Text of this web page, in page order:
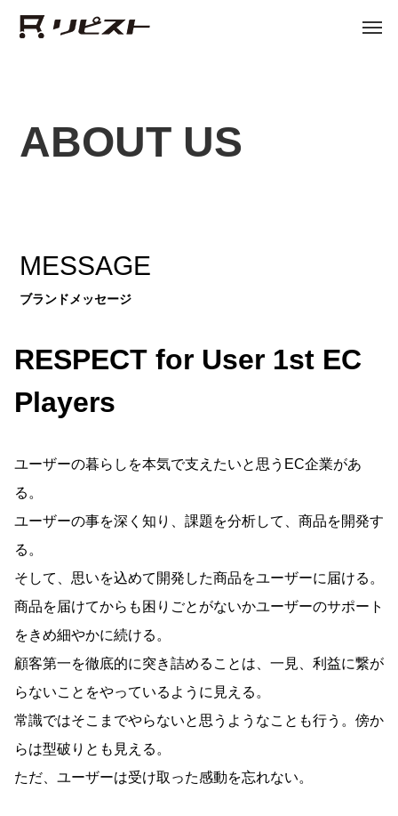
ABOUT US
MESSAGE
ブランドメッセージ
RESPECT for User 1st EC
Players
ユーザーの暮らしを本気で⽀えたいと思うEC企業があ
る。
ユーザーの事を深く知り、課題を分析して、商品を開発す
る。
そして、思いを込めて開発した商品をユーザーに届ける。
商品を届けてからも困りごとがないかユーザーのサポート
をきめ細やかに続ける。
顧客第⼀を徹底的に突き詰めることは、⼀⾒、利益に繋が
らないことをやっているように⾒える。
常識ではそこまでやらないと思うようなことも⾏う。傍か
らは型破りとも⾒える。
ただ、ユーザーは受け取った感動を忘れない。